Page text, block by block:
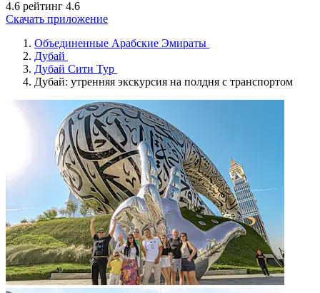
4.6 рейтинг 4.6
Скачать приложение
Объединенные Арабские Эмираты
Дубай
Дубай Сити Тур
Дубай: утренняя экскурсия на полдня с транспортом